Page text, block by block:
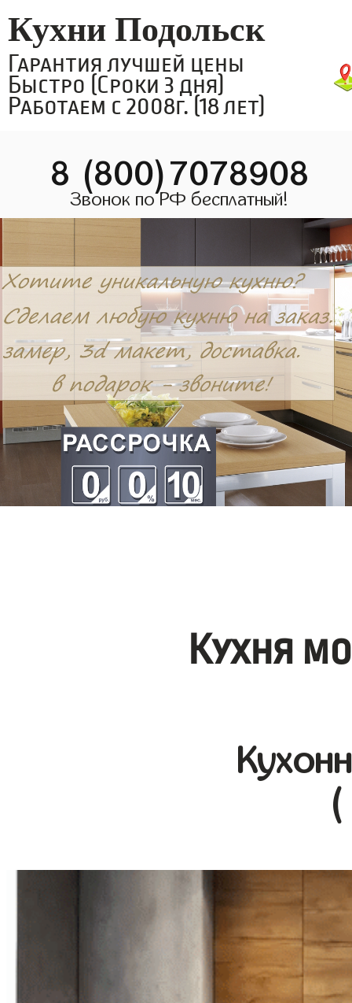
Кухни Подольск
Гарантия лучшей цены
Быстро (Сроки 3 дня)
Работаем с 2008г. (18 лет)
8 (800)7078908
Звонок по РФ бесплатный!
Кухня
(